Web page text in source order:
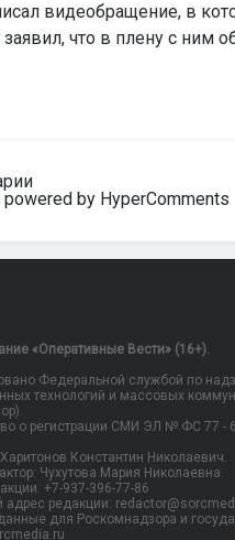
видеобращение, в
что в плену с ним
by HyperComments
«Оперативные Вести» (16+).
Федеральной службой по
технологий и массовых
о регистрации СМИ ЭЛ № ФС 77 -
Константин Николаевич.
Чухутова Мария Николаевна.
+7-937-396-77-86
адрес редакции:
для Роскомнадзора и